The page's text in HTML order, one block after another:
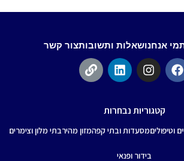
מי אנחנושאלות ותשובותצור קשר
קטגוריות נבחרות
וטיפוליםמסעדות ובתי קפהמזון מהירבתי מלון וצימרים
בידור ופנאי